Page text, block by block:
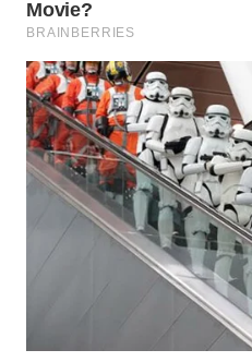
WN
KEPULAUAN
SERIBU
WN
TANGERANG
WN